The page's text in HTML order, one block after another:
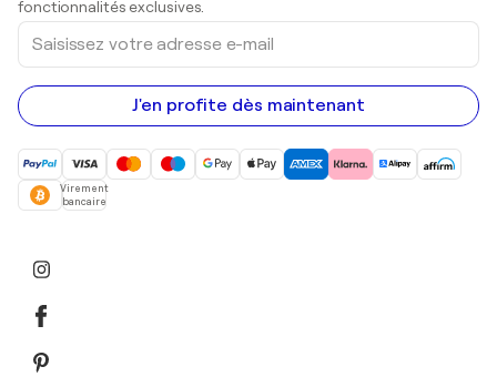
fonctionnalités exclusives.
Saisissez
votre
adresse
e-
mail
J'en profite dès maintenant
Virement
bancaire